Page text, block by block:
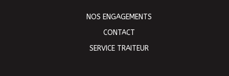
NOS ENGAGEMENTS
CONTACT
SERVICE TRAITEUR